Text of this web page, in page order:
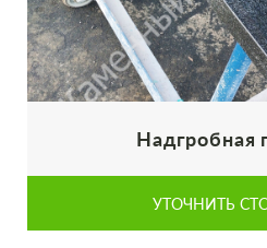
Надгробная
УТОЧНИТЬ